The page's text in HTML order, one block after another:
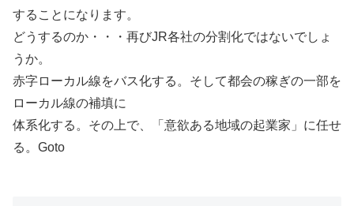
することになります。
どうするのか・・・再びJR各社の分割化ではないでしょ
うか。
赤字ローカル線をバス化する。そして都会の稼ぎの一部を
ローカル線の補填に
体系化する。その上で、「意欲ある地域の起業家」に任せ
る。Goto